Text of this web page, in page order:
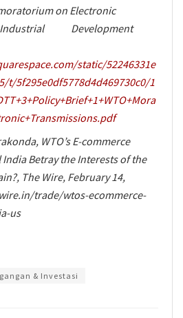
on Electronic
Industrial Development
static/52246331e
t/5f295e0df5778d4d469730c0/1
WTO’s E-commerce
Betray the Interests of the
The Wire, February 14,
trade/wtos-ecommerce-
us
& Investasi